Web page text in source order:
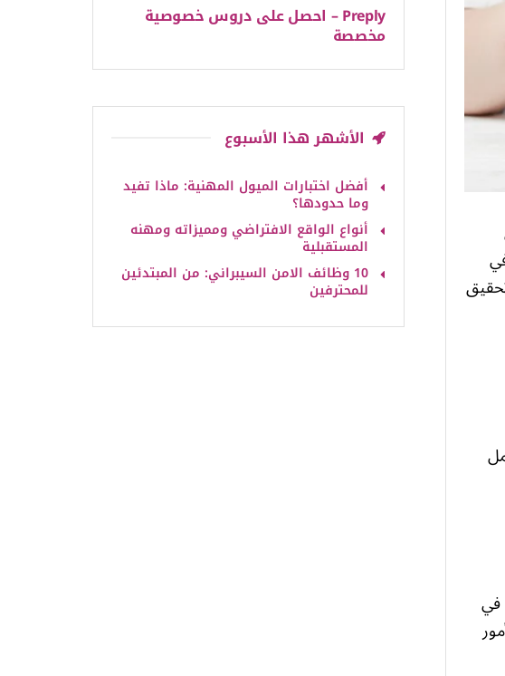
في
Preply – احصل على دروس خصوصية
مخصصة
الأشهر هذا الأسبوع
أفضل اختبارات الميول المهنية: ماذا تفيد
وما حدودها؟
أنواع الواقع الافتراضي ومميزاته ومهنه
المستقبلية
10 وظائف الامن السيبراني: من المبتدئين
للمحترفين